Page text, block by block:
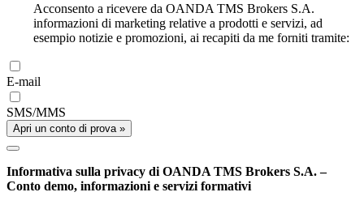
Acconsento a ricevere da OANDA TMS Brokers S.A.
informazioni di marketing relative a prodotti e servizi, ad
esempio notizie e promozioni, ai recapiti da me forniti tramite:
E-mail
SMS/MMS
Apri un conto di prova »
Informativa sulla privacy di OANDA TMS Brokers S.A. –
Conto demo, informazioni e servizi formativi